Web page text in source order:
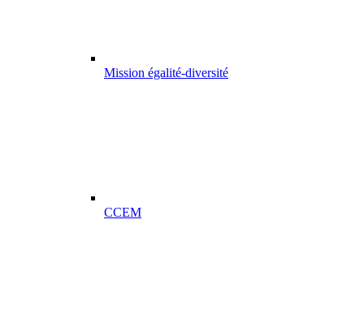
Mission égalité-diversité
CCEM